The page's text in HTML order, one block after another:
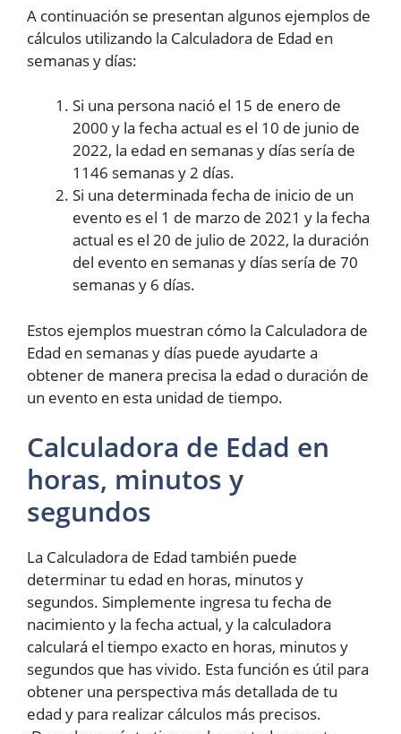
A continuación se presentan algunos ejemplos de
cálculos utilizando la Calculadora de Edad en
semanas y días:
Si una persona nació el 15 de enero de
2000 y la fecha actual es el 10 de junio de
2022, la edad en semanas y días sería de
1146 semanas y 2 días.
Si una determinada fecha de inicio de un
evento es el 1 de marzo de 2021 y la fecha
actual es el 20 de julio de 2022, la duración
del evento en semanas y días sería de 70
semanas y 6 días.
Estos ejemplos muestran cómo la Calculadora de
Edad en semanas y días puede ayudarte a
obtener de manera precisa la edad o duración de
un evento en esta unidad de tiempo.
Calculadora de Edad en
horas, minutos y
segundos
La Calculadora de Edad también puede
determinar tu edad en horas, minutos y
segundos. Simplemente ingresa tu fecha de
nacimiento y la fecha actual, y la calculadora
calculará el tiempo exacto en horas, minutos y
segundos que has vivido. Esta función es útil para
obtener una perspectiva más detallada de tu
edad y para realizar cálculos más precisos.